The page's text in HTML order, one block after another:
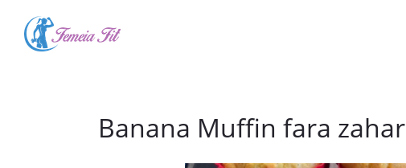
Banana Muffin fara zahar